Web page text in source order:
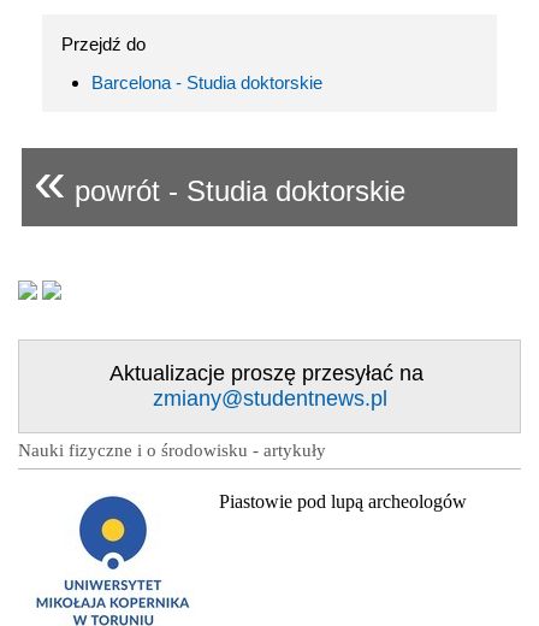
Przejdź do
Barcelona - Studia doktorskie
« powrót - Studia doktorskie
Aktualizacje proszę przesyłać na
zmiany@studentnews.pl
Nauki fizyczne i o środowisku - artykuły
Piastowie pod lupą archeologów